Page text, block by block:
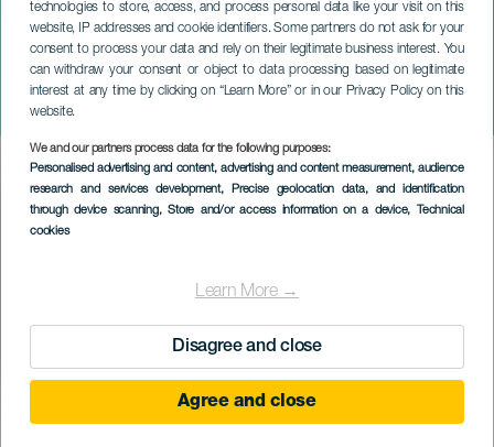
technologies to store, access, and process personal data like your visit on this
website, IP addresses and cookie identifiers. Some partners do not ask for your
consent to process your data and rely on their legitimate business interest. You
can withdraw your consent or object to data processing based on legitimate
interest at any time by clicking on “Learn More” or in our Privacy Policy on this
website.
We and our partners process data for the following purposes:
Personalised advertising and content, advertising and content measurement, audience
research and services development, Precise geolocation data, and identification
through device scanning, Store and/or access information on a device, Technical
cookies
Learn More →
Disagree and close
Agree and close
Ацис и Галатея:
Международный
фестиваль Баха
ГРАН-КАНАРИЯ
Imagen
Listado